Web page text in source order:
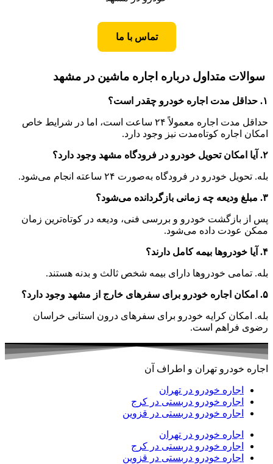
تماس با ما
سوالات متداول درباره اجاره ماشین در مشهد
۱. حداقل مدت اجاره خودرو چقدر است؟
حداقل مدت اجاره معمولاً ۲۴ ساعت است، اما در شرایط خاص
امکان اجاره کوتاه‌مدت نیز وجود دارد.
۲. آیا امکان تحویل خودرو در فرودگاه مشهد وجود دارد؟
بله. تحویل خودرو در فرودگاه به‌صورت ۲۴ ساعته انجام می‌شود.
۳. مبلغ ودیعه چه زمانی بازگردانده می‌شود؟
پس از بازگشت خودرو و بررسی فنی، ودیعه در کوتاه‌ترین زمان
ممکن عودت داده می‌شود.
۴. آیا خودروها بیمه کامل دارند؟
بله. تمامی خودروها دارای بیمه شخص ثالث و بدنه هستند.
۵. امکان اجاره خودرو برای سفرهای خارج از مشهد وجود دارد؟
بله. امکان کرایه خودرو برای سفرهای درون استانی خراسان
رضوی فراهم است.
اجاره خودرو تهران و اطراف آن
اجاره خودرو در تهران
اجاره خودرو دربستی در کرج
اجاره خودرو دربستی در قزوین
اجاره خودرو در تهران
اجاره خودرو دربستی در کرج
اجاره خودرو دربستی در قزوین